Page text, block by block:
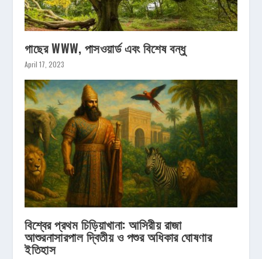
গাছের WWW, পাসওয়ার্ড এবং বিশেষ বন্ধু
April 17, 2023
বিশ্বের প্রথম চিড়িয়াখানা: আসিরীয় রাজা
আশুরনাসারপাল দ্বিতীয় ও পশুর অধিকার ঘোষণার
ইতিহাস